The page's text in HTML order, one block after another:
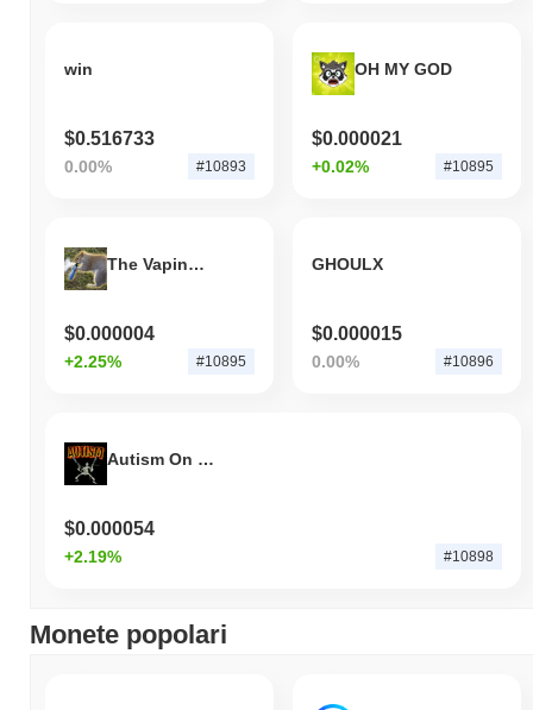
win
$0.516733
0.00% #10893
OH MY GOD
$0.000021
+0.02% #10895
The Vaping Squirrel
$0.000004
+2.25% #10895
GHOULX
$0.000015
0.00% #10896
Autism On Sol
$0.000054
+2.19% #10898
Monete popolari